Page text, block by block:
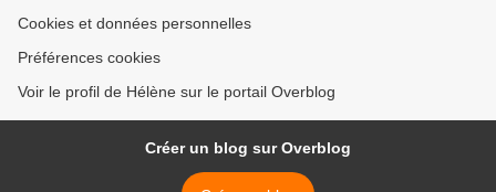
Cookies et données personnelles
Préférences cookies
Voir le profil de Hélène sur le portail Overblog
Créer un blog sur Overblog